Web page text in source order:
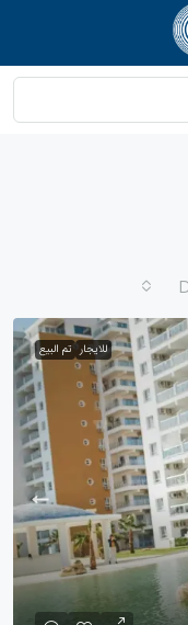
للايجار تم البيع